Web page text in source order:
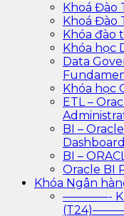
Khoá Đào
Khoá Đào
Khóa đào
Khóa học
Data
Khóa học
ETL –
BI –
BI –
Oracle BI
Khóa Ngân
————-